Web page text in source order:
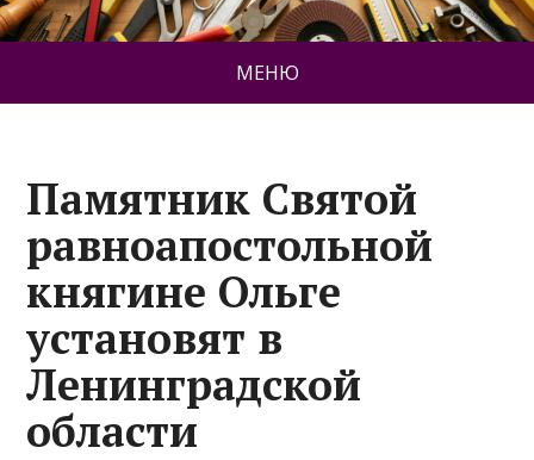
МЕНЮ
Памятник Святой
равноапостольной
княгине Ольге
установят в
Ленинградской
области